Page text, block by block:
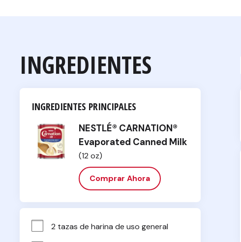
INGREDIENTES
INGREDIENTES PRINCIPALES
NESTLÉ® CARNATION®
Evaporated Canned Milk
(12 oz)
Comprar Ahora
2 tazas de harina de uso general